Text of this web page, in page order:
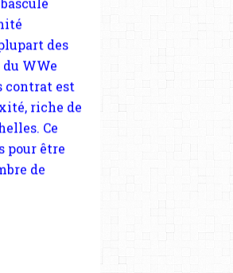
riche de
Ce
pour être
de